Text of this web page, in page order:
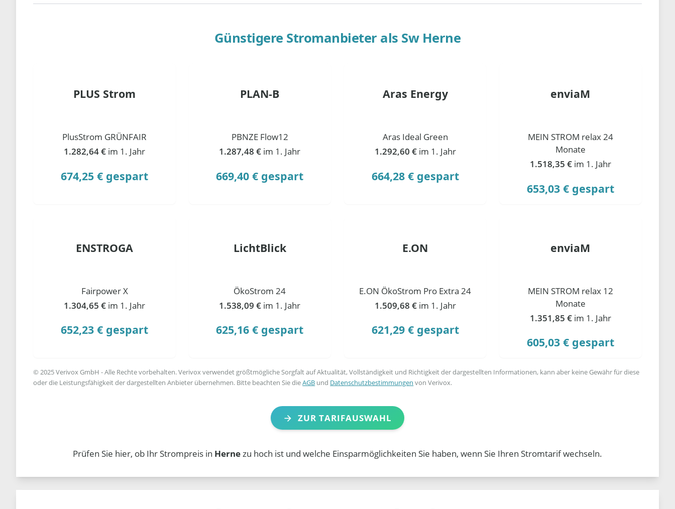
Günstigere Stromanbieter als Sw Herne
PLUS Strom
PlusStrom GRÜNFAIR
1.282,64 € im 1. Jahr
674,25 € gespart
PLAN-B
PBNZE Flow12
1.287,48 € im 1. Jahr
669,40 € gespart
Aras Energy
Aras Ideal Green
1.292,60 € im 1. Jahr
664,28 € gespart
enviaM
MEIN STROM relax 24
Monate
1.518,35 € im 1. Jahr
653,03 € gespart
ENSTROGA
Fairpower X
1.304,65 € im 1. Jahr
652,23 € gespart
LichtBlick
ÖkoStrom 24
1.538,09 € im 1. Jahr
625,16 € gespart
E.ON
E.ON ÖkoStrom Pro Extra 24
1.509,68 € im 1. Jahr
621,29 € gespart
enviaM
MEIN STROM relax 12
Monate
1.351,85 € im 1. Jahr
605,03 € gespart
© 2025 Verivox GmbH - Alle Rechte vorbehalten. Verivox verwendet größtmögliche Sorgfalt auf Aktualität, Vollständigkeit und Richtigkeit der dargestellten Informationen, kann aber keine Gewähr für diese
oder die Leistungsfähigkeit der dargestellten Anbieter übernehmen. Bitte beachten Sie dieAGB und Datenschutzbestimmungen von Verivox.
ZUR TARIFAUSWAHL
Prüfen Sie hier, ob Ihr Strompreis in Hernezu hoch ist und welche Einsparmöglichkeiten Sie haben, wenn Sie Ihren Stromtarif wechseln.